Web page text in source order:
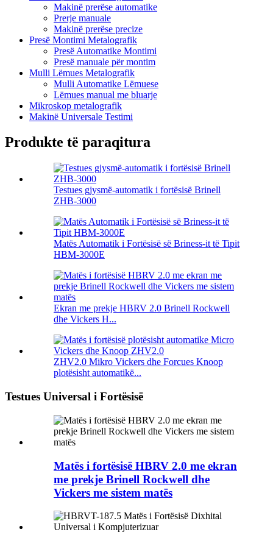
Makinë prerëse automatike
Prerje manuale
Makinë prerëse precize
Presë Montimi Metalografik
Presë Automatike Montimi
Presë manuale për montim
Mulli Lëmues Metalografik
Mulli Automatike Lëmuese
Lëmues manual me bluarje
Mikroskop metalografik
Makinë Universale Testimi
Produkte të paraqitura
Testues gjysmë-automatik i fortësisë Brinell
ZHB-3000
Matës Automatik i Fortësisë së Briness-it të Tipit
HBM-3000E
Ekran me prekje HBRV 2.0 Brinell Rockwell
dhe Vickers H...
ZHV2.0 Mikro Vickers dhe Forcues Knoop
plotësisht automatikë...
Testues Universal i Fortësisë
Matës i fortësisë HBRV 2.0 me ekran
me prekje Brinell Rockwell dhe
Vickers me sistem matës